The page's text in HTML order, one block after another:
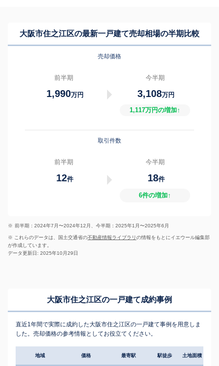
大阪市住之江区の最新一戸建て売却相場の半期比較
売却価格
前半期
1,990万円
今半期
3,108万円
1,117万円の増加↑
取引件数
前半期
12件
今半期
18件
6件の増加↑
※ 前半期：2024年7月〜2024年12月、今半期：2025年1月〜2025年6月
※ これらのデータは、国土交通省の不動産情報ライブラリの情報をもとにイエウール編集部
が作成しています。
データ更新日: 2025年10月29日
大阪市住之江区の一戸建て成約事例
直近1年間で実際に成約した大阪市住之江区の一戸建て事例を用意しま
した。売却価格の参考情報としてお役立てください。
地域 価格 最寄駅 駅徒歩 土地面積